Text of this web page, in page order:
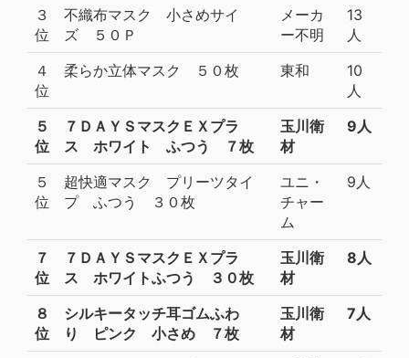
３
位
不織布マスク 小さめサイ
ズ ５０Ｐ
メーカ
ー不明
13
人
４
位
柔らか立体マスク ５０枚 東和
10
人
５
位
７ＤＡＹＳマスクＥＸプラ
ス ホワイト ふつう ７枚
玉川衛
材
9人
５
位
超快適マスク プリーツタイ
プ ふつう ３０枚
ユニ・
チャー
ム
9人
７
位
７ＤＡＹＳマスクＥＸプラ
ス ホワイトふつう ３０枚
玉川衛
材
8人
８
位
シルキータッチ耳ゴムふわ
り ピンク 小さめ ７枚
玉川衛
材
7人